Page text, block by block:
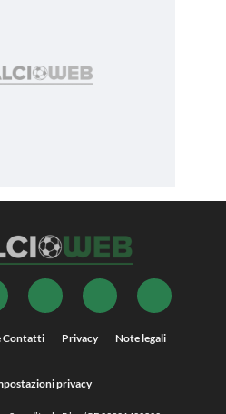
Contatti Privacy Note legali
privacy